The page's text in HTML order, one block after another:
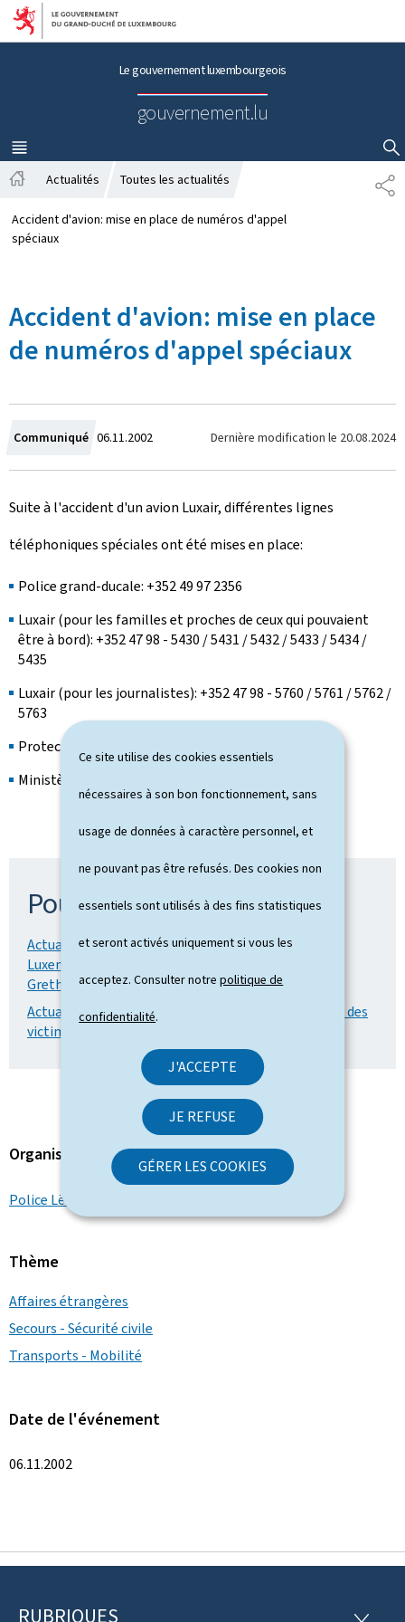
Ce site utilise des cookies essentiels
nécessaires à son bon fonctionnement, sans
usage de données à caractère personnel, et
ne pouvant pas être refusés. Des cookies non
essentiels sont utilisés à des fins statistiques
et seront activés uniquement si vous les
acceptez. Consulter notrepolitique de
confidentialité.
J'ACCEPTE
JE REFUSE
GÉRER LES COOKIES
Aller au menu principal
Aller au contenu
Le gouvernement luxembourgeois
gouvernement.lu
MENU
PRINCIPAL
AFFICHER / MASQUER LA RECHERCHE
P
A
c
c
Actualités Toutes les actualités
Accident d'avion: mise en place de numéros d'appel
spéciaux
Accident d'avion: mise en place
de numéros d'appel spéciaux
Communiqué C
r
é
e
l
e
06.11.2002 Dernière modification le 20.08.2024
Suite à l'accident d'un avion Luxair, différentes lignes
téléphoniques spéciales ont été mises en place:
Police grand-ducale: +352 49 97 2356
Luxair (pour les familles et proches de ceux qui pouvaient
être à bord): +352 47 98 - 5430 / 5431 / 5432 / 5433 / 5434 /
5435
Luxair (pour les journalistes): +352 47 98 - 5760 / 5761 / 5762 /
5763
Protection civile: +352 49 77 12
Ministère des Affaires étrangères: +352 478 24 66
Pour en savoir plus
Actualité du 6 novembre: Accident d'avion au
Luxembourg: conférence de presse des ministres
Grethen et Wolter
Actualité du 7 novembre: Encadrement des familles des
victimes
Organisation
Police Lëtzebuerg
Thème
Affaires étrangères
Secours - Sécurité civile
Transports - Mobilité
Date de l'événement
06.11.2002
RUBRIQUES